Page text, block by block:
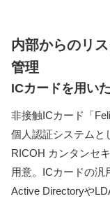
内部からのリ
管理
ICカードを用い
非接触ICカード「
個人認証システムと
RICOH カンタンセ
用意。ICカードの汎
Active Directoryや